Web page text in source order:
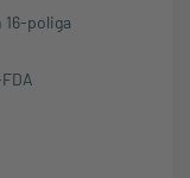
poliga